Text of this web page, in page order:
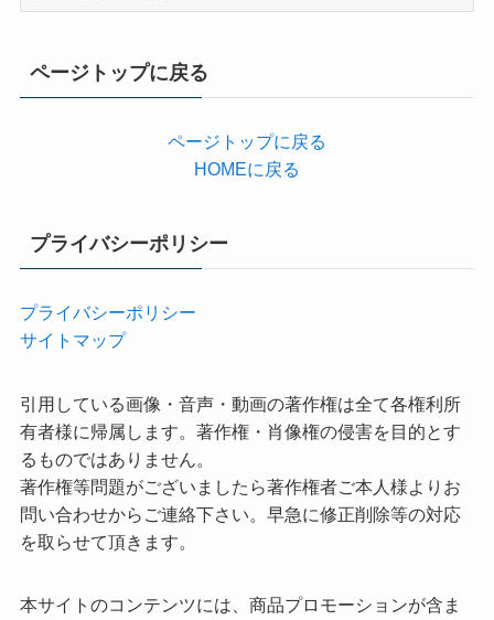
ページトップに戻る
ページトップに戻る
HOMEに戻る
プライバシーポリシー
プライバシーポリシー
サイトマップ
引用している画像・音声・動画の著作権は全て各権利所
有者様に帰属します。著作権・肖像権の侵害を目的とす
るものではありません。
著作権等問題がございましたら著作権者ご本人様よりお
問い合わせからご連絡下さい。早急に修正削除等の対応
を取らせて頂きます。
本サイトのコンテンツには、商品プロモーションが含ま